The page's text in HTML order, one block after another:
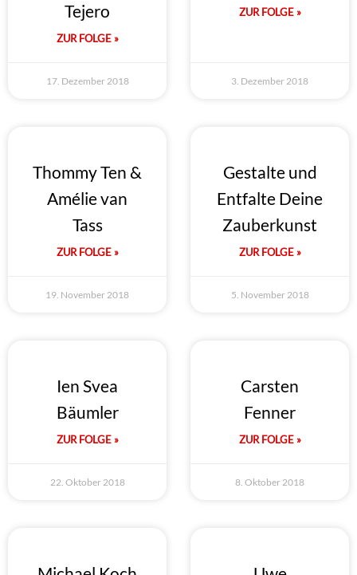
Tejero
ZUR FOLGE »
17. Dezember 2018
ZUR FOLGE »
3. Dezember 2018
Thommy Ten &
Amélie van
Tass
ZUR FOLGE »
19. November 2018
Gestalte und
Entfalte Deine
Zauberkunst
ZUR FOLGE »
5. November 2018
Ien Svea
Bäumler
ZUR FOLGE »
22. Oktober 2018
Carsten
Fenner
ZUR FOLGE »
8. Oktober 2018